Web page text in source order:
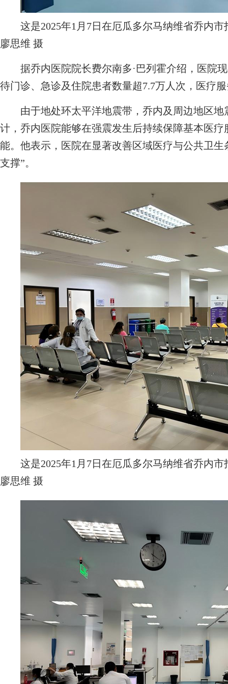
这是2025年1月7日在厄瓜多尔马纳维省乔内市
廖思维 摄
据乔内医院院长费尔南多·巴列霍介绍，医院现
待门诊、急诊及住院患者数量超7.7万人次，医疗
由于地处环太平洋地震带，乔内及周边地区地
计，乔内医院能够在强震发生后持续保障基本医
能。他表示，医院在显著改善区域医疗与公共卫
支撑”。
这是2025年1月7日在厄瓜多尔马纳维省乔内市
廖思维 摄